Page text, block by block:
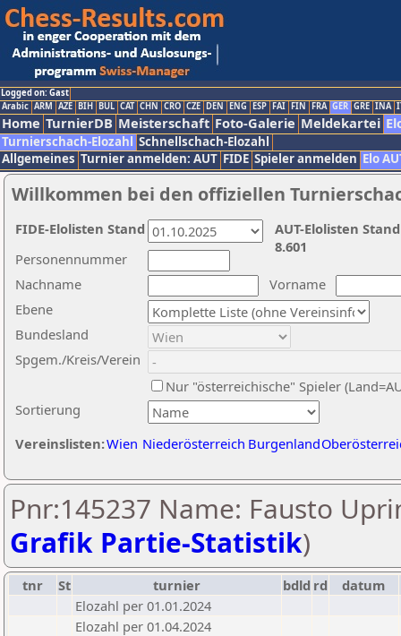
Logged on: Gast
Arabic ARM AZE BIH BUL CAT CHN CRO CZE DEN ENG ESP FAI FIN FRA GER GRE INA
Home TurnierDB Meisterschaft Foto-Galerie Meldekartei
Turnierschach-Elozahl Schnellschach-Elozahl
Allgemeines Turnier anmelden: AUT FIDE Spieler anmelden Elo
Willkommen bei den offiziellen
Nachname
Vorname
Ebene
Sortierung
Personennummer
Bundesland
Spgem./Kreis/Verein
Nur "österreichische" Spieler
Vereinslisten:Wien Niederösterreich Burgenland
AUT-Elolisten
8.601
FIDE-Elolisten Stand
Pnr:145237 Name: Fausto
Grafik Partie-Statistik)
tnr St turnier bdld rd
datum
Elozahl per 01.01.2024
Elozahl per 01.04.2024